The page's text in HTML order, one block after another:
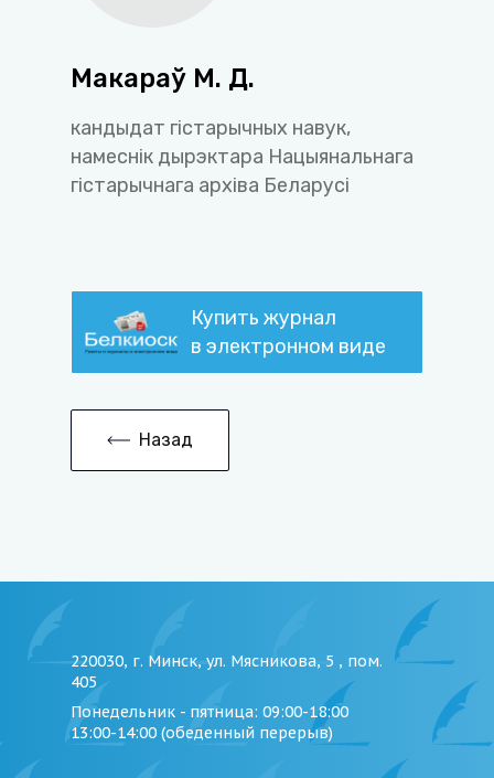
Макараў М. Д.
кандыдат гістарычных навук,
намеснік дырэктара Нацыянальнага
гістарычнага архіва Беларусі
Купить журнал
в электронном виде
Назад
220030, г. Минск, ул. Мясникова, 5 , пом.
405
Понедельник - пятница: 09:00-18:00
13:00-14:00 (обеденный перерыв)